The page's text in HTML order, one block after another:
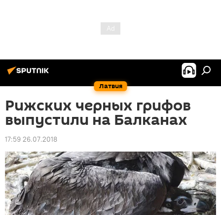
Латвия
Рижских черных грифов
выпустили на Балканах
17:59 26.07.2018